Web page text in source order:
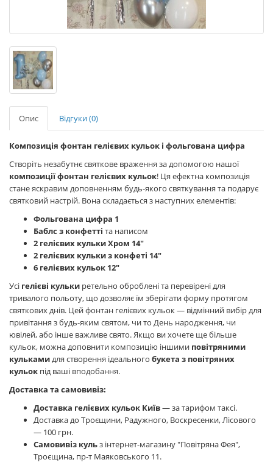
Опис Відгуки (0)
Композиція фонтан гелієвих кульок і фольгована цифра
Створіть незабутнє святкове враження за допомогою нашої
композиції фонтан гелієвих кульок! Ця ефектна композиція
стане яскравим доповненням будь-якого святкування та подарує
святковий настрій. Вона складається з наступних елементів:
Фольгована цифра 1
Баблс з конфетті та написом
2 гелієвих кульки Хром 14"
2 гелієвих кульки з конфеті 14"
6 гелієвих кульок 12"
Усі гелієві кульки ретельно оброблені та перевірені для
тривалого польоту, що дозволяє їм зберігати форму протягом
святкових днів. Цей фонтан гелієвих кульок — відмінний вибір для
привітання з будь-яким святом, чи то День народження, чи
ювілей, або інше важливе свято. Якщо ви хочете ще більше
кульок, можна доповнити композицію іншими повітряними
кулькамидля створення ідеального букета з повітряних
кульок під ваші вподобання.
Доставка та самовивіз:
Доставка гелієвих кульок Київ— за тарифом таксі.
Доставка до Троєщини, Радужного, Воскресенки, Лісового
— 100 грн.
Самовивіз кульз інтернет-магазину "Повітряна Фея",
Троєщина, пр-т Маяковського 11.